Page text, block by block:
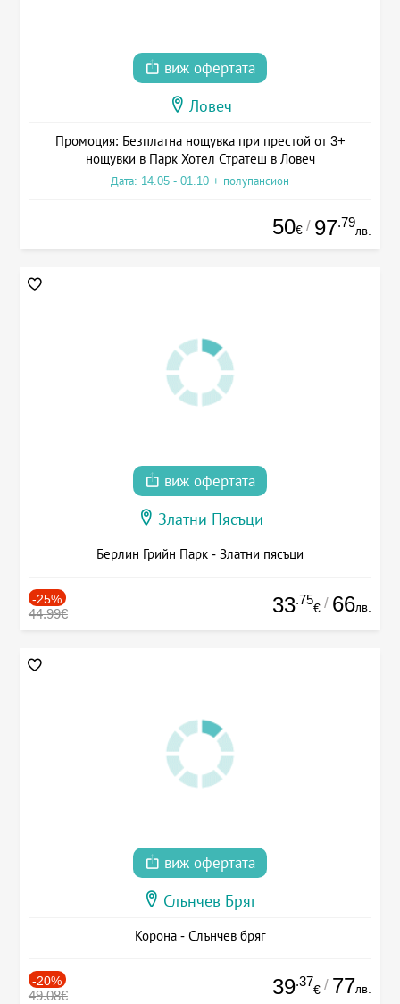
виж офертата
Ловеч
Промоция: Безплатна нощувка при престой от 3+
нощувки в Парк Хотел Стратеш в Ловеч
Дата: 14.05 - 01.10 + полупансион
50€ / 97.79
лв.
виж офертата
Златни Пясъци
Берлин Грийн Парк - Златни пясъци
-25%
44.99€ 33.75
€ / 66лв.
виж офертата
Слънчев Бряг
Корона - Слънчев бряг
-20%
49.08€ 39.37
€ / 77лв.